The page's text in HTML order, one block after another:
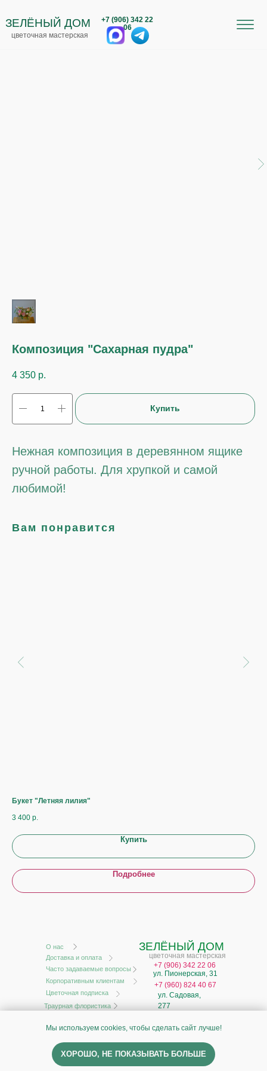
+7 (906) 342 22
06
ЗЕЛЁНЫЙ ДОМ
цветочная мастерская
Композиция "Сахарная пудра"
4 350 р.
Купить
Нежная композиция в деревянном ящике
ручной работы. Для хрупкой и самой
любимой!
Вам понравится
Букет "Летняя лилия"
3 400 р.
Купить
Подробнее
Мы используем cookies, чтобы сделать сайт лучше!
ХОРОШО, НЕ ПОКАЗЫВАТЬ БОЛЬШЕ
+7 (906) 342 22 06
+7 (960) 824 40 67
ул. Пионерская, 31
ул. Садовая,
277
О нас
Доставка и оплата
Часто задаваемые вопросы
Корпоративным клиентам
Цветочная подписка
Политика обработки персональных данных
Согласие на обработку персональных данных
ИП Моисеев А.В.
ИНН 631929851692
ЗЕЛЁНЫЙ ДОМ
цветочная мастерская
Траурная флористика